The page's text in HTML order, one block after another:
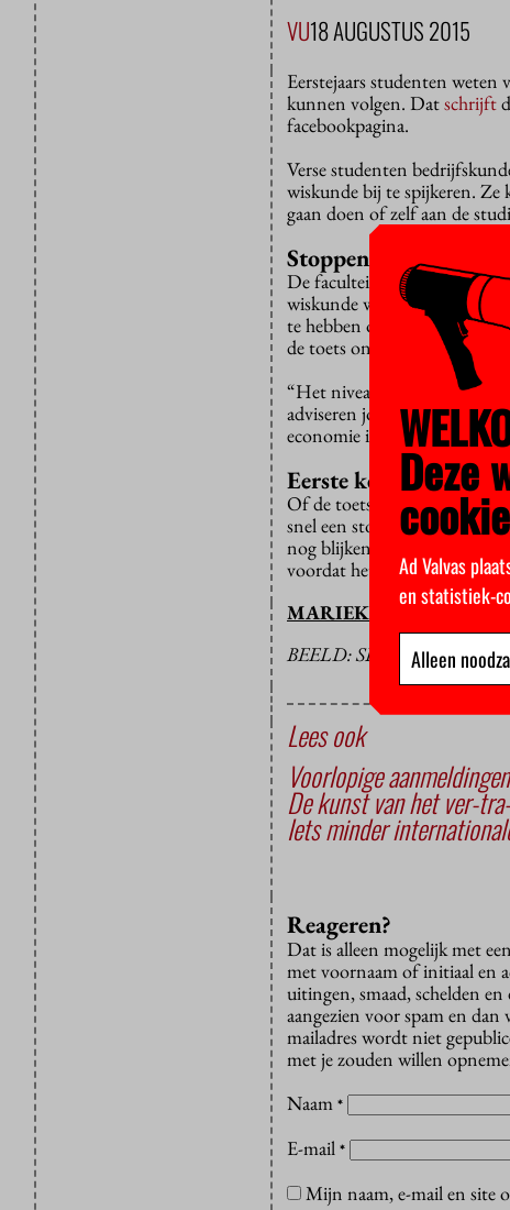
VU18 AUGUSTUS 2015
Eerstejaars studenten weten
kunnen volgen. Datschrijft
facebookpagina.
Verse studenten
wiskunde bij te spijkeren. Ze
gaan doen of zelf aan de
Stoppen met studie
De faculteit ontwikkelde een
wiskunde wel op peil is.
te hebben om na hun eerste
de toets ontwikkelde.
“Het niveau van wiskunde
adviseren jongeren die iets
economie is wiskunde B toch
Eerste keer
Of de toets, die alle nieuw
snel een stoomcursus te
nog blijken. Het is de eerste
voordat het collegejaar
MARIEKE KOLKMAN
BEELD: SIMONA
Lees ook
Voorlopige
De kunst van het ver-
Iets minder
Reageren?
Dat is alleen mogelijk met
met voornaam of initiaal en
uitingen, smaad, schelden
aangezien voor spam en dan
mailadres wordt niet
met je zouden willen
Naam *
E-mail *
Mijn naam, e-mail en site
Deze
Ad Valvas
en statistiek-
Alleen